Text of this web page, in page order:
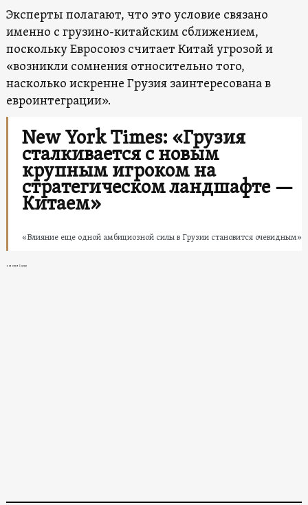
Эксперты полагают, что это условие связано
именно с грузино-китайским сближением,
поскольку Евросоюз считает Китай угрозой и
«возникли сомнения относительно того,
насколько искренне Грузия заинтересована в
евроинтеграции».
New York Times: «Грузия
сталкивается с новым
крупным игроком на
стратегическом ландшафте —
Китаем»
«Влияние еще одной амбициозной силы в Грузии становится очевидным»
новости в Грузии